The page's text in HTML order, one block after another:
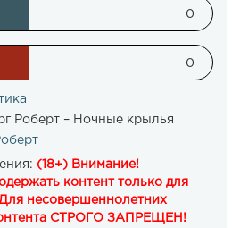
0
0
Роберт – Ночные крылья
(18+) Внимание!
контент только для
несовершеннолетних
СТРОГО ЗАПРЕЩЕН!